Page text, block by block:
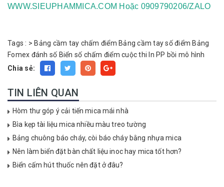
WWW.SIEUPHAMMICA.COM Hoặc 0909790206/ZALO
Tags : > Bảng cầm tay chấm điểm Bảng cầm tay số điểm Bảng
Fomex đánh số Biển số chấm điểm cuộc thi In PP bồi mô hình
Chia sẻ:
TIN LIÊN QUAN
Hòm thư góp ý cải tiến mica mái nhà
Bìa kẹp tài liệu mica nhiều màu treo tường
Bảng chuông báo cháy, còi báo cháy bằng nhựa mica
Nên làm biển đặt bàn chất liệu inoc hay mica tốt hơn?
Biển cấm hút thuốc nên đặt ở đâu?